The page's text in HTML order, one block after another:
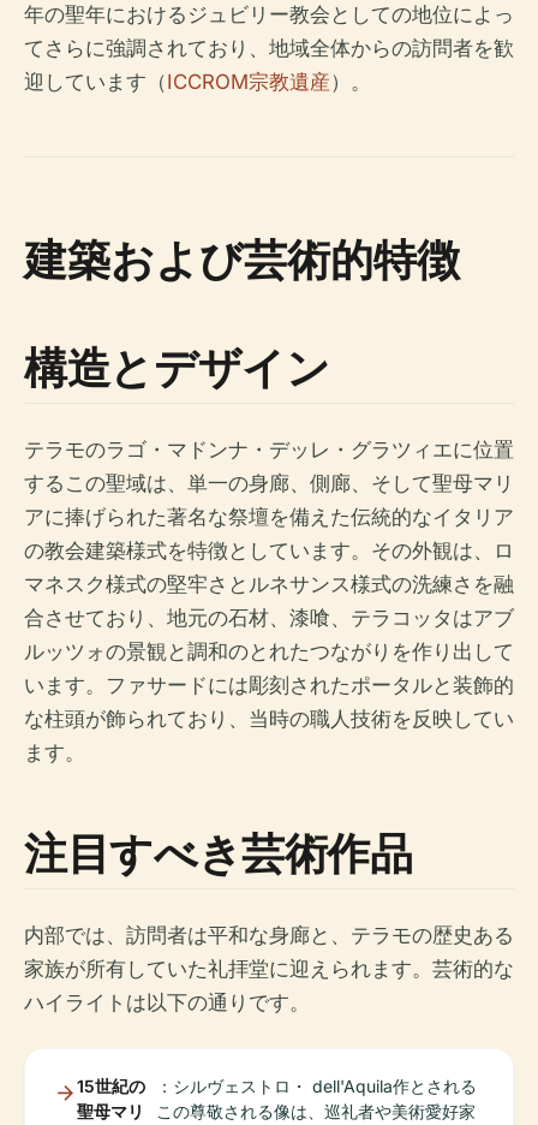
年の聖年におけるジュビリー教会としての地位によっ
てさらに強調されており、地域全体からの訪問者を歓
迎しています（ICCROM宗教遺産）。
建築および芸術的特徴
構造とデザイン
テラモのラゴ・マドンナ・デッレ・グラツィエに位置
するこの聖域は、単一の身廊、側廊、そして聖母マリ
アに捧げられた著名な祭壇を備えた伝統的なイタリア
の教会建築様式を特徴としています。その外観は、ロ
マネスク様式の堅牢さとルネサンス様式の洗練さを融
合させており、地元の石材、漆喰、テラコッタはアブ
ルッツォの景観と調和のとれたつながりを作り出して
います。ファサードには彫刻されたポータルと装飾的
な柱頭が飾られており、当時の職人技術を反映してい
ます。
注目すべき芸術作品
内部では、訪問者は平和な身廊と、テラモの歴史ある
家族が所有していた礼拝堂に迎えられます。芸術的な
ハイライトは以下の通りです。
15世紀の
聖母マリ
：シルヴェストロ・ dell'Aquila作とされる
この尊敬される像は、巡礼者や美術愛好家